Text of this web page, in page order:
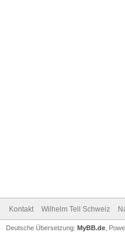
Kontakt Wilhelm Tell Schweiz
Deutsche Übersetzung: MyBB.de ,